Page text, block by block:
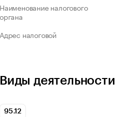
Наименование налогового
органа
Адрес налоговой
Виды деятельности
95.12